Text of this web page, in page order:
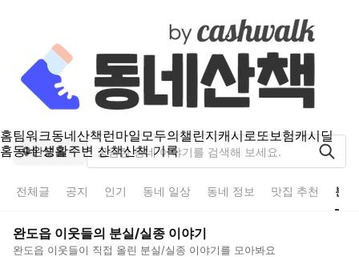
홈팀워크동네산책런마일모두의챌린지캐시로또보험캐시딜
홈동네 생활주변 산책산책 기록
완도읍
전체글 공지 인기 동네 일상 동네 정보 맛집 추천 분
완도읍 이웃들의 분실/실종 이야기
완도읍 이웃들이 직접 올린 분실/실종 이야기를 모아봐요